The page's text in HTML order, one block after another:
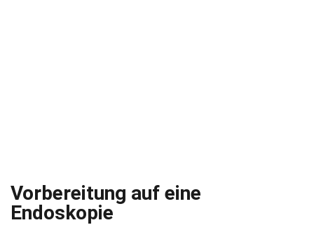
Vorbereitung auf eine
Endoskopie